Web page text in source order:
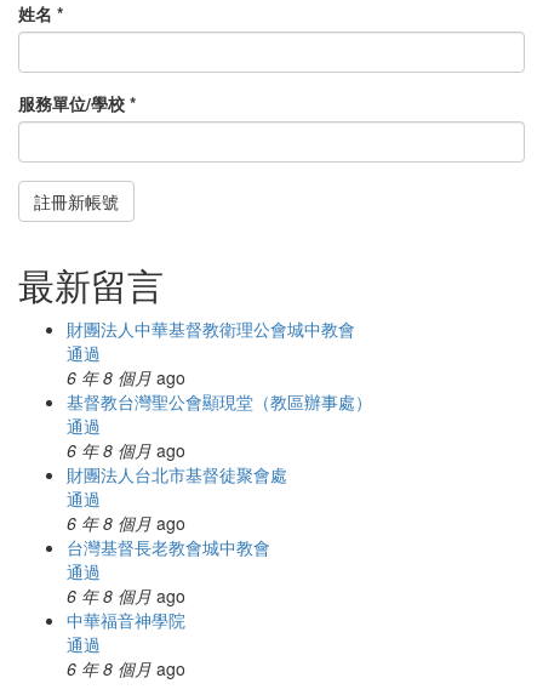
姓名 *
服務單位/學校 *
註冊新帳號
最新留言
財團法人中華基督教衛理公會城中教會
通過
6 年 8 個月 ago
基督教台灣聖公會顯現堂（教區辦事處）
通過
6 年 8 個月 ago
財團法人台北市基督徒聚會處
通過
6 年 8 個月 ago
台灣基督長老教會城中教會
通過
6 年 8 個月 ago
中華福音神學院
通過
6 年 8 個月 ago